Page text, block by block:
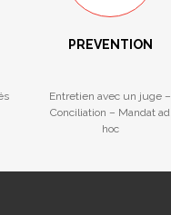
PREVENTION
Entretien avec un juge –
Conciliation – Mandat ad
hoc